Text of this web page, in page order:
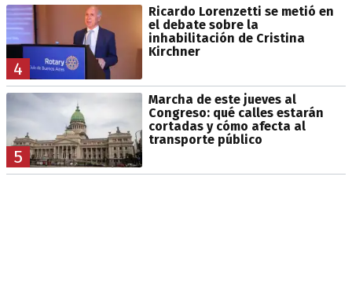
4
Ricardo Lorenzetti se metió en
el debate sobre la
inhabilitación de Cristina
Kirchner
5
Marcha de este jueves al
Congreso: qué calles estarán
cortadas y cómo afecta al
transporte público